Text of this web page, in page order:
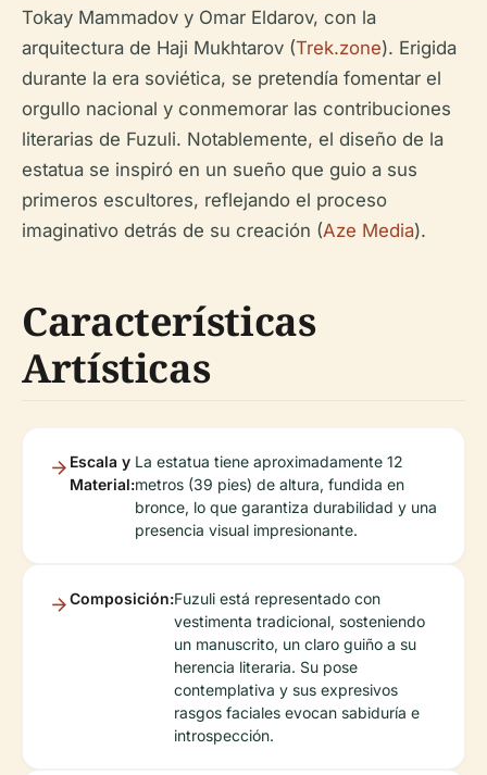
Tokay Mammadov y Omar Eldarov, con la
arquitectura de Haji Mukhtarov (Trek.zone). Erigida
durante la era soviética, se pretendía fomentar el
orgullo nacional y conmemorar las contribuciones
literarias de Fuzuli. Notablemente, el diseño de la
estatua se inspiró en un sueño que guio a sus
primeros escultores, reflejando el proceso
imaginativo detrás de su creación (Aze Media).
Características
Artísticas
Escala y
Material:
La estatua tiene aproximadamente 12
metros (39 pies) de altura, fundida en
bronce, lo que garantiza durabilidad y una
presencia visual impresionante.
Composición:Fuzuli está representado con
vestimenta tradicional, sosteniendo
un manuscrito, un claro guiño a su
herencia literaria. Su pose
contemplativa y sus expresivos
rasgos faciales evocan sabiduría e
introspección.